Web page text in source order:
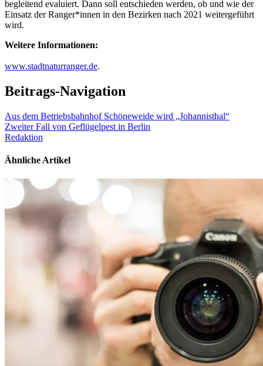
begleitend evaluiert. Dann soll entschieden werden, ob und wie der
Einsatz der Ranger*innen in den Bezirken nach 2021 weitergeführt
wird.
Weitere Informationen:
www.stadtnaturranger.de.
Beitrags-Navigation
Aus dem Betriebsbahnhof Schöneweide wird „Johannisthal“
Zweiter Fall von Geflügelpest in Berlin
Redaktion
Ähnliche Artikel